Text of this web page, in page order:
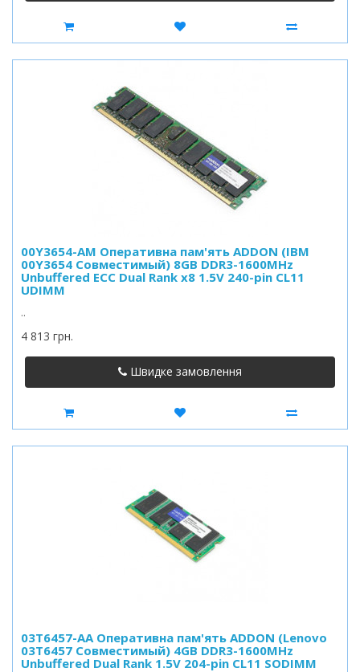
00Y3654-AM Оперативна пам'ять ADDON (IBM
00Y3654 Совместимый) 8GB DDR3-1600MHz
Unbuffered ECC Dual Rank x8 1.5V 240-pin CL11
UDIMM
..
4 813 грн.
Швидке замовлення
03T6457-AA Оперативна пам'ять ADDON (Lenovo
03T6457 Совместимый) 4GB DDR3-1600MHz
Unbuffered Dual Rank 1.5V 204-pin CL11 SODIMM